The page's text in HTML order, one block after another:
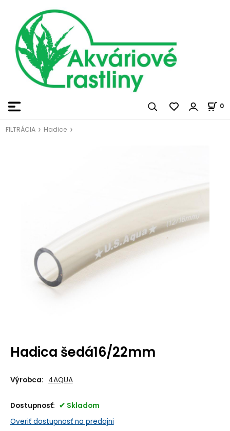
0
FILTRÁCIA Hadice
Hadica šedá16/22mm
Výrobca: 4AQUA
Dostupnosť:
Skladom
Overiť dostupnosť na predajni